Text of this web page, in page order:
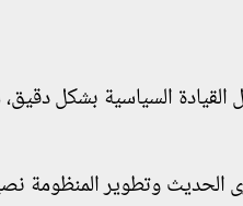
السياسية بشكل دقيق،
الحديث وتطوير المنظومة